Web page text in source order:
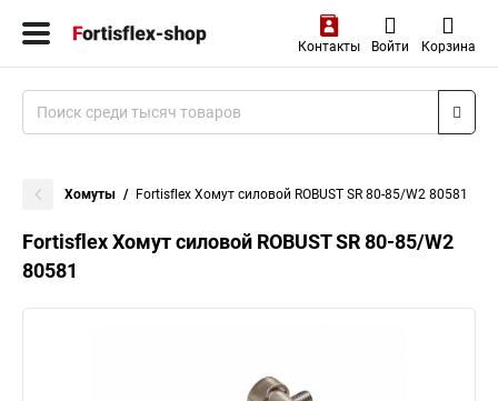
Контакты Войти Корзина
Хомуты Fortisflex Хомут силовой ROBUST SR 80-85/W2 80581
Fortisflex Хомут силовой ROBUST SR 80-85/W2
80581